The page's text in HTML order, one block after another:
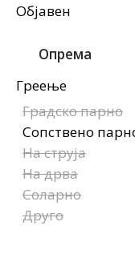
Објавен
Опрема
Греење
Градско парно
Сопствено
На струја
На дрва
Соларно
Друго